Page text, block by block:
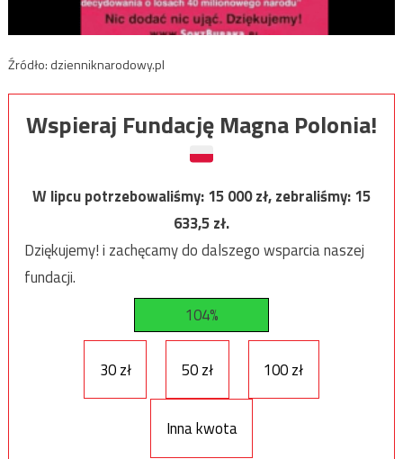
Źródło: dzienniknarodowy.pl
Wspieraj Fundację Magna Polonia!
W lipcu potrzebowaliśmy:15 000zł, zebraliśmy:15
633,5zł.
Dziękujemy! i zachęcamy do dalszego wsparcia naszej
fundacji.
104%
30 zł 50 zł 100 zł
Inna kwota